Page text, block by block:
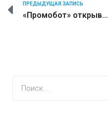
ПРЕДЫДУЩАЯ ЗАПИСЬ
«Промобот» открывает офис в Нью-Йорке. Этим занимается сооснователь компании